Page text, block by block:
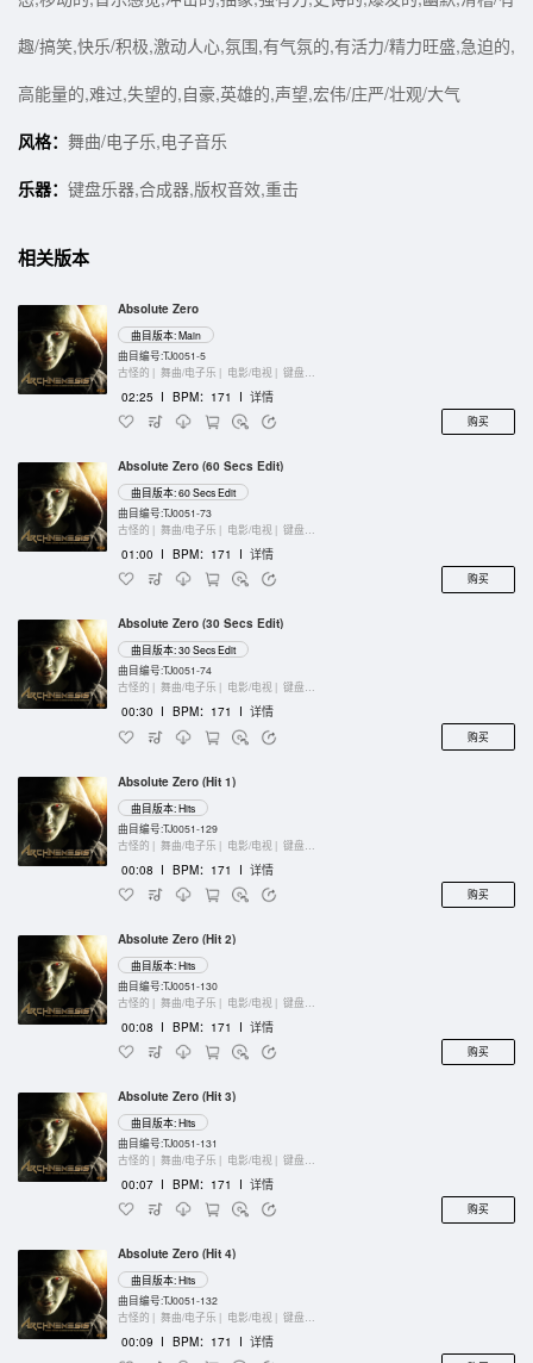
趣/搞笑,快乐/积极,激动人心,氛围,有气氛的,有活力/精力旺盛,急迫的,
高能量的,难过,失望的,自豪,英雄的,声望,宏伟/庄严/壮观/大气
风格： 舞曲/电子乐,电子音乐
乐器： 键盘乐器,合成器,版权音效,重击
相关版本
Absolute Zero
曲目版本: Main
曲目编号:TJ0051-5
古怪的 | 舞曲/电子乐 | 电影/电视 | 键盘乐器
02:25 I BPM：171 I 详情
购买
Absolute Zero (60 Secs Edit)
曲目版本: 60 Secs Edit
曲目编号:TJ0051-73
古怪的 | 舞曲/电子乐 | 电影/电视 | 键盘乐器
01:00 I BPM：171 I 详情
购买
Absolute Zero (30 Secs Edit)
曲目版本: 30 Secs Edit
曲目编号:TJ0051-74
古怪的 | 舞曲/电子乐 | 电影/电视 | 键盘乐器
00:30 I BPM：171 I 详情
购买
Absolute Zero (Hit 1)
曲目版本: Hits
曲目编号:TJ0051-129
古怪的 | 舞曲/电子乐 | 电影/电视 | 键盘乐器
00:08 I BPM：171 I 详情
购买
Absolute Zero (Hit 2)
曲目版本: Hits
曲目编号:TJ0051-130
古怪的 | 舞曲/电子乐 | 电影/电视 | 键盘乐器
00:08 I BPM：171 I 详情
购买
Absolute Zero (Hit 3)
曲目版本: Hits
曲目编号:TJ0051-131
古怪的 | 舞曲/电子乐 | 电影/电视 | 键盘乐器
00:07 I BPM：171 I 详情
购买
Absolute Zero (Hit 4)
曲目版本: Hits
曲目编号:TJ0051-132
古怪的 | 舞曲/电子乐 | 电影/电视 | 键盘乐器
00:09 I BPM：171 I 详情